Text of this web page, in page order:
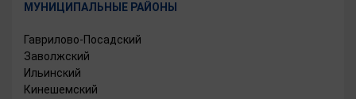
МУНИЦИПАЛЬНЫЕ РАЙОНЫ
Гаврилово-Посадский
Заволжский
Ильинский
Кинешемский